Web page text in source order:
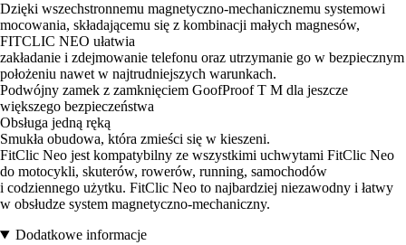
Dzięki wszechstronnemu magnetyczno-mechanicznemu systemowi
mocowania, składającemu się z kombinacji małych magnesów,
FITCLIC NEO ułatwia
zakładanie i zdejmowanie telefonu oraz utrzymanie go w bezpiecznym
położeniu nawet w najtrudniejszych warunkach.
Podwójny zamek z zamknięciem GoofProof T M dla jeszcze
większego bezpieczeństwa
Obsługa jedną ręką
Smukła obudowa, która zmieści się w kieszeni.
FitClic Neo jest kompatybilny ze wszystkimi uchwytami FitClic Neo
do motocykli, skuterów, rowerów, running, samochodów
i codziennego użytku. FitClic Neo to najbardziej niezawodny i łatwy
w obsłudze system magnetyczno-mechaniczny.
Dodatkowe informacje